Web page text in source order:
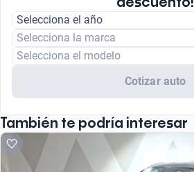
Selecciona el año
Selecciona la marca
Selecciona el modelo
Cotizar auto
También te podría interesar